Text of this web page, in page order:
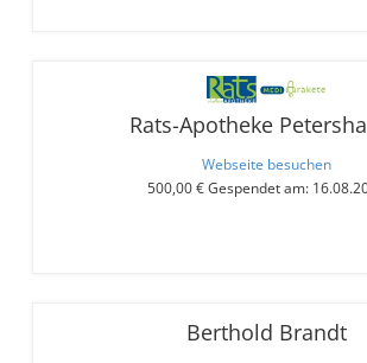
Rats-Apotheke
Webseite besuchen
500,00 € Gespendet am:
Berthold Brandt